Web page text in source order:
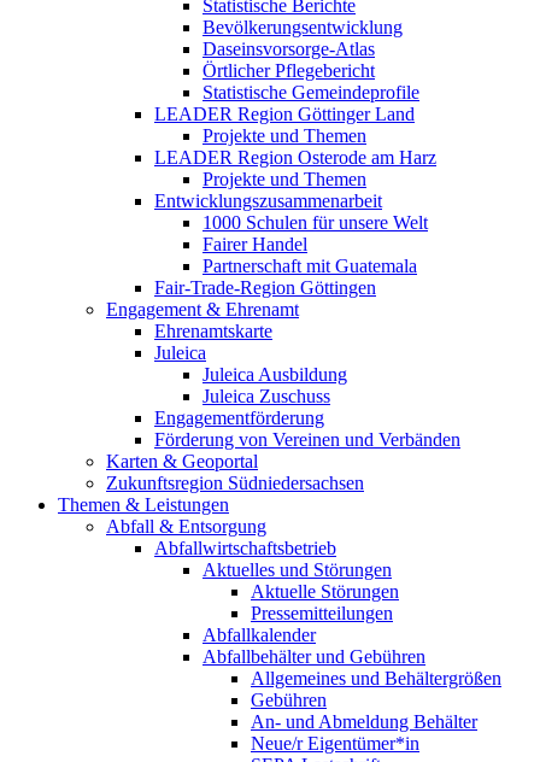
Statistische Berichte
Bevölkerungsentwicklung
Daseinsvorsorge-Atlas
Örtlicher Pflegebericht
Statistische Gemeindeprofile
LEADER Region Göttinger Land
Projekte und Themen
LEADER Region Osterode am Harz
Projekte und Themen
Entwicklungszusammenarbeit
1000 Schulen für unsere Welt
Fairer Handel
Partnerschaft mit Guatemala
Fair-Trade-Region Göttingen
Engagement & Ehrenamt
Ehrenamtskarte
Juleica
Juleica Ausbildung
Juleica Zuschuss
Engagementförderung
Förderung von Vereinen und Verbänden
Karten & Geoportal
Zukunftsregion Südniedersachsen
Themen & Leistungen
Abfall & Entsorgung
Abfallwirtschaftsbetrieb
Aktuelles und Störungen
Aktuelle Störungen
Pressemitteilungen
Abfallkalender
Abfallbehälter und Gebühren
Allgemeines und Behältergrößen
Gebühren
An- und Abmeldung Behälter
Neue/r Eigentümer*in